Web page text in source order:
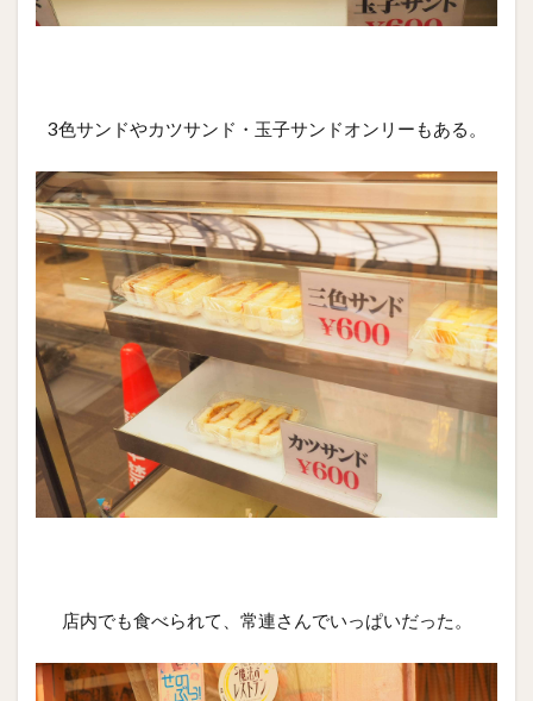
3色サンドやカツサンド・玉子サンドオンリーもある。
店内でも食べられて、常連さんでいっぱいだった。